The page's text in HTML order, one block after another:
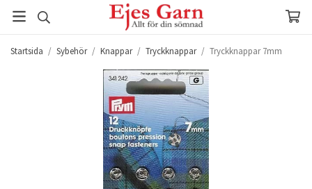
Startsida / Sybehör / Knappar / Tryckknappar / Tryckknappar 7mm